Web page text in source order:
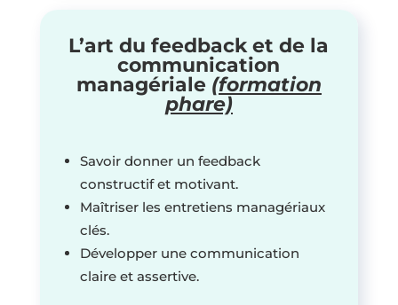
L’art du feedback et de la
communication
managériale (formation
phare)
Savoir donner un feedback
constructif et motivant.
Maîtriser les entretiens managériaux
clés.
Développer une communication
claire et assertive.